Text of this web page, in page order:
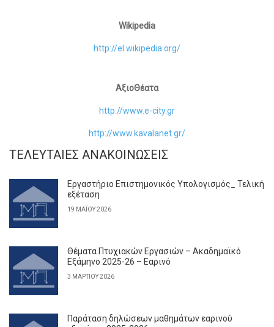
Wikipedia
http://el.wikipedia.org/
ΑξιοΘέατα
http://www.e-city.gr
http://www.kavalanet.gr/
ΤΕΛΕΥΤΑΊΕΣ ΑΝΑΚΟΙΝΏΣΕΙΣ
Εργαστήριο Επιστημονικός Υπολογισμός_ Τελική
εξέταση
19 ΜΑΪ́ΟΥ 2026
Θέματα Πτυχιακών Εργασιών – Ακαδημαϊκό
Εξάμηνο 2025-26 – Εαρινό
3 ΜΑΡΤΊΟΥ 2026
Παράταση δηλώσεων μαθημάτων εαρινού